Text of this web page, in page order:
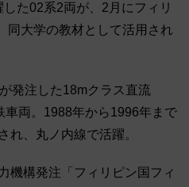
た02系2両が、2月にフィリ
同大学の教材として活用され
発注した18mクラス直流
車両。1988年から1996年まで
れ、丸ノ内線で活躍。
機構発注「フィリピン国フィ